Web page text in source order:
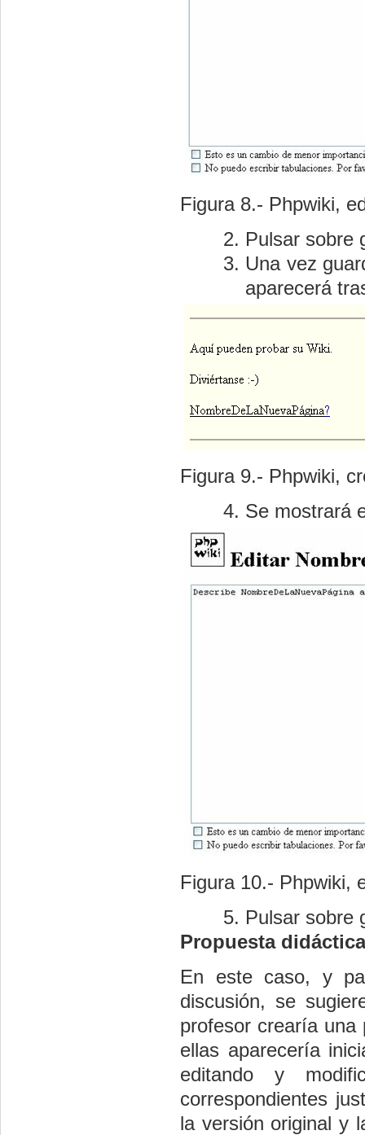
Figura 8.- Phpwiki,
Pulsar sobre
Una vez
aparecerá
Figura 9.- Phpwiki,
Se mostrará
Figura 10.- Phpwiki,
Pulsar sobre
Propuesta
En este caso, y
discusión, se
profesor crearía una
ellas aparecería
editando y
correspondientes
la versión original y